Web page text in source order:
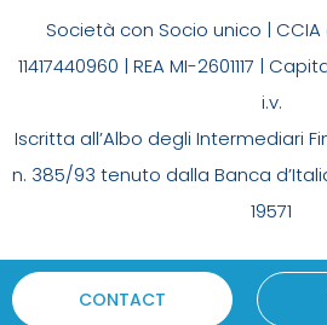
Società con Socio unico | CCIA
11417440960 | REA MI-2601117 |
i.v.
Iscritta all’Albo degli Intermediari
n. 385/93 tenuto dalla Banca
19571
CONTACT